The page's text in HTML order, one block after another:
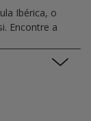
Ibérica, o
Encontre a